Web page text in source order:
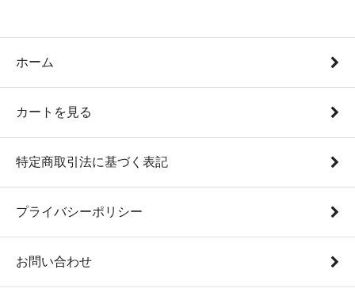
ホーム
カートを見る
特定商取引法に基づく表記
プライバシーポリシー
お問い合わせ